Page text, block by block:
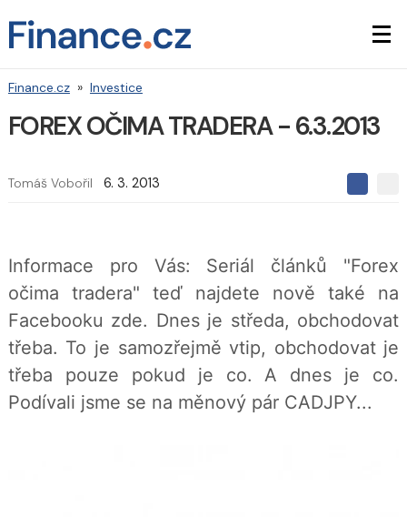
Finance.cz » Investice
FOREX OČIMA TRADERA - 6.3.2013
Tomáš Vobořil 6. 3. 2013
S
l
e
t
S
j
e
n
a
a
e
o
j
e
a
í
i
Informace pro Vás: Seriál článků "Forex
očima tradera" teď najdete nově také na
Facebooku zde. Dnes je středa, obchodovat
třeba. To je samozřejmě vtip, obchodovat je
třeba pouze pokud je co. A dnes je co.
Podívali jsme se na měnový pár CADJPY...